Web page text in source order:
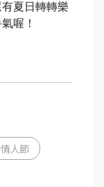
夏日轉轉樂
喔！
人節